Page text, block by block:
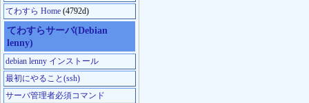
てわすら Home (4792d)
てわすらサーバ(Debian
lenny)
debian lenny インストール
最初にやること(ssh)
サーバ管理者必須コマンド